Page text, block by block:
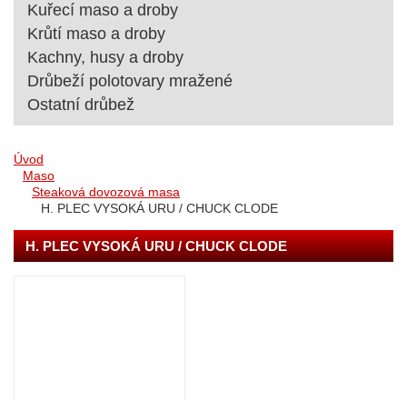
Úvod
Maso
Steaková dovozová masa
H. PLEC VYSOKÁ URU / CHUCK CLODE
H. PLEC VYSOKÁ URU / CHUCK CLODE
Kuřecí maso a droby
Krůtí maso a droby
Kachny, husy a droby
Drůbeží polotovary mražené
Ostatní drůbež